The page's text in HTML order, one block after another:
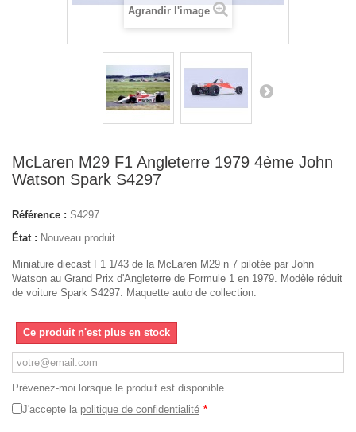
Agrandir l'image
McLaren M29 F1 Angleterre 1979 4ème John
Watson Spark S4297
Référence : S4297
État : Nouveau produit
Miniature diecast F1 1/43 de la McLaren M29 n 7 pilotée par John
Watson au Grand Prix d'Angleterre de Formule 1 en 1979. Modèle réduit
de voiture Spark S4297. Maquette auto de collection.
Ce produit n'est plus en stock
Prévenez-moi lorsque le produit est disponible
J'accepte la politique de confidentialité *